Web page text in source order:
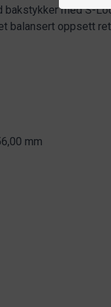
med S-
balansert oppsett
mm